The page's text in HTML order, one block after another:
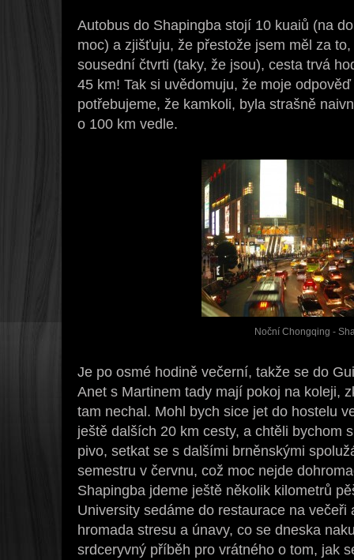
Autobus do Shapingba stojí 10 kuaiů (na
moc) a zjišťuju, že přestože jsem měl za
sousední čtvrti (taky, že jsou), cesta trvá
45 km! Tak si uvědomuju, že moje
potřebujeme, že kamkoli, byla strašně
o 100 km vedle.
Noční Chongqing -
Je po osmé hodině večerní, takže se do
Anet s Martinem tady mají pokoj na koleji,
tam nechal. Mohl bych sice jet do hostelu
ještě dalších 20 km cesty, a chtěli bychom
pivo, setkat se s dalšími brněnskými
semestru v červnu, což moc nejde
Shapingba jdeme ještě několik kilometrů
University sedáme do restaurace na
hromada stresu a únavy, co se dneska
srdceryvný příběh pro vrátného o tom, jak